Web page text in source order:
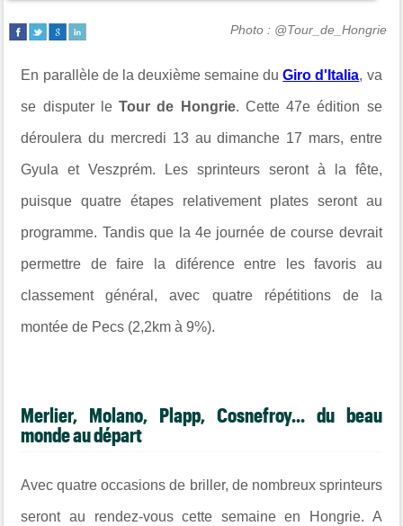
Photo : @Tour_de_Hongrie
En parallèle de la deuxième semaine duGiro d'Italia, va
se disputer leTour de Hongrie. Cette 47e édition se
déroulera du mercredi 13 au dimanche 17 mars, entre
Gyula et Veszprém. Les sprinteurs seront à la fête,
puisque quatre étapes relativement plates seront au
programme. Tandis que la 4e journée de course devrait
permettre de faire la diférence entre les favoris au
classement général, avec quatre répétitions de la
montée de Pecs (2,2km à 9%).
Merlier, Molano, Plapp, Cosnefroy... du beau
monde au départ
Avec quatre occasions de briller, de nombreux sprinteurs
seront au rendez-vous cette semaine en Hongrie. A